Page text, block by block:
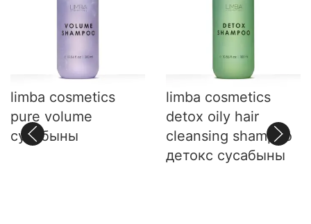
limba cosmetics
pure volume
сусабыны
limba cosmetics
detox oily hair
cleansing shampoo
детокс сусабыны